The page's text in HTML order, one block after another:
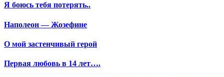
Я боюсь тебя потерять..
Наполеон — Жозефине
О мой застенчивый герой
Первая любовь в 14 лет….